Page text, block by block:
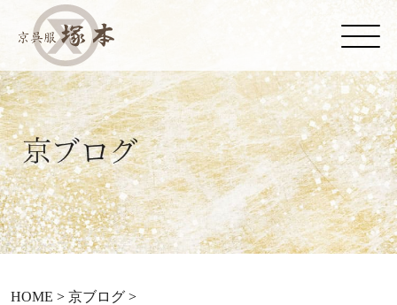
HOME > 京ブログ>